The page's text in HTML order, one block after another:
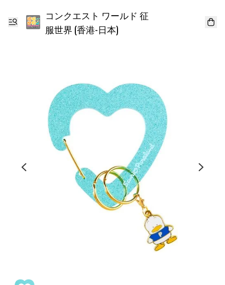
コンクエスト ワールド 征
服世界 (香港-日本)